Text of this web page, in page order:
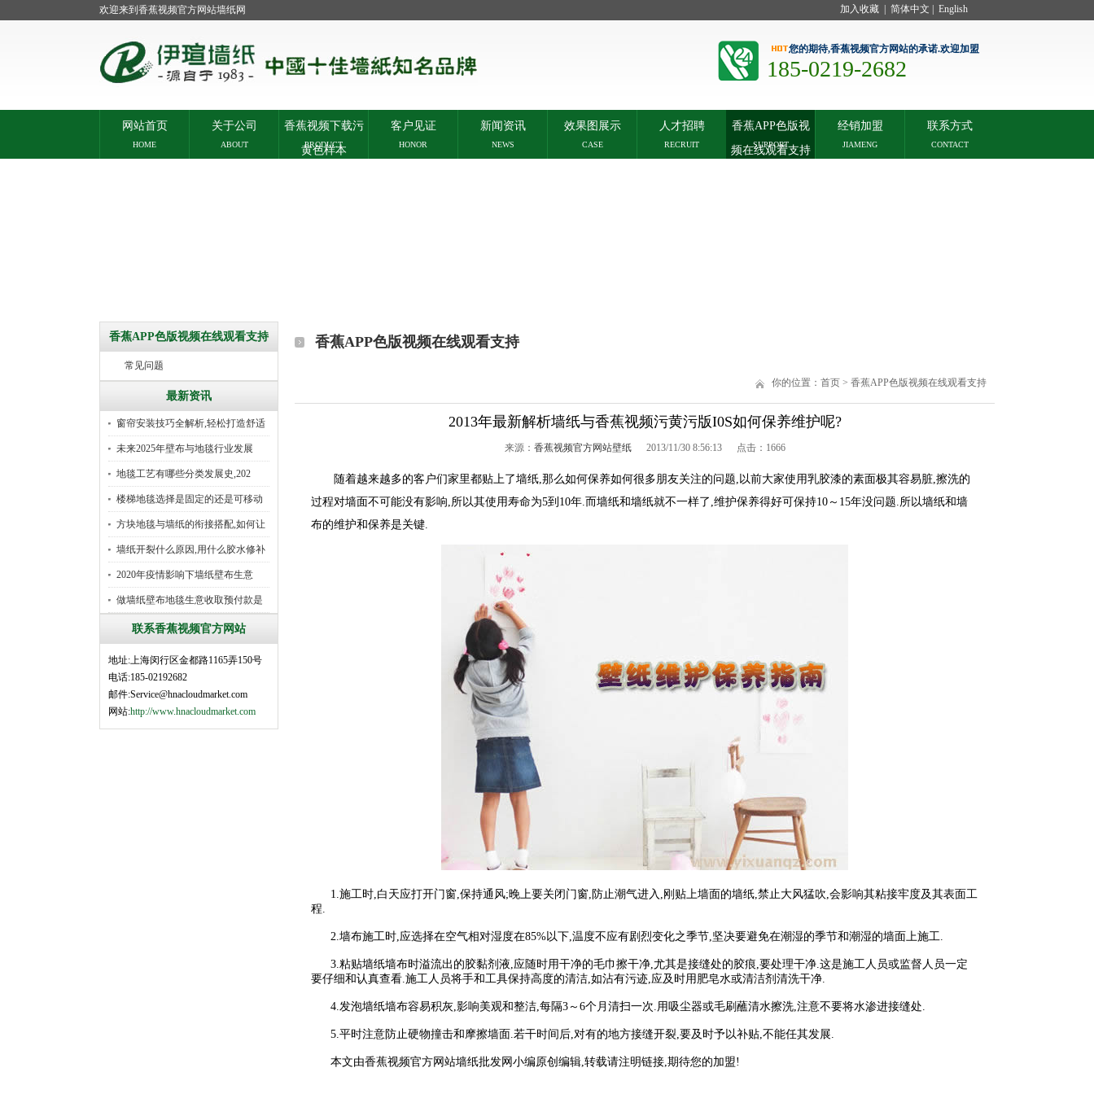
欢迎来到香蕉视频官方网站墙纸网 加入收藏 简体中文 English
您的期待,香蕉视频官方网站的承诺.欢迎加盟
185-0219-2682
网站首页
HOME
关于公司
ABOUT
香蕉视频下载污
黄色样本
PRODUCT
客户见证
HONOR
新闻资讯
NEWS
效果图展示
CASE
人才招聘
RECRUIT
香蕉APP色版视
频在线观看支持
SUPPORT
经销加盟
JIAMENG
联系方式
CONTACT
香蕉APP色版视频在线观看支持
常见问题
最新资讯
窗帘安装技巧全解析,轻松打造舒适
未来2025年壁布与地毯行业发展
地毯工艺有哪些分类发展史,202
楼梯地毯选择是固定的还是可移动
好
方块地毯与墙纸的衔接搭配,如何让
墙纸开裂什么原因,用什么胶水修补
2020年疫情影响下墙纸壁布生意
做墙纸壁布地毯生意收取预付款是
联系香蕉视频官方网站
地址:上海闵行区金都路1165弄150号
电话:185-02192682
邮件:Service@hnacloudmarket.com
网站:http://www.hnacloudmarket.com
香蕉APP色版视频在线观看支持
你的位置： 首页 > 香蕉APP色版视频在线观看支持
2013年最新解析墙纸与香蕉视频污黄污版I0S如何保养维护呢?
来源： 香蕉视频官方网站壁纸2013/11/30 8:56:13 点击： 1666
随着越来越多的客户们家里都贴上了墙纸,那么如何保养如何很多朋友关注的问题,以前大家使用乳胶漆的素面极其容易脏,擦洗的
过程对墙面不可能没有影响,所以其使用寿命为5到10年.而墙纸和墙纸就不一样了,维护保养得好可保持10～15年没问题.所以墙纸和墙
布的维护和保养是关键.
1.施工时,白天应打开门窗,保持通风;晚上要关闭门窗,防止潮气进入,刚贴上墙面的墙纸,禁止大风猛吹,会影响其粘接牢度及其表面工
程.
2.墙布施工时,应选择在空气相对湿度在85%以下,温度不应有剧烈变化之季节,坚决要避免在潮湿的季节和潮湿的墙面上施工.
3.粘贴墙纸墙布时溢流出的胶黏剂液,应随时用干净的毛巾擦干净,尤其是接缝处的胶痕,要处理干净.这是施工人员或监督人员一定
要仔细和认真查看.施工人员将手和工具保持高度的清洁,如沾有污迹,应及时用肥皂水或清洁剂清洗干净.
4.发泡墙纸墙布容易积灰,影响美观和整洁,每隔3～6个月清扫一次.用吸尘器或毛刷蘸清水擦洗,注意不要将水渗进接缝处.
5.平时注意防止硬物撞击和摩擦墙面.若干时间后,对有的地方接缝开裂,要及时予以补贴,不能任其发展.
本文由香蕉视频官方网站墙纸批发网小编原创编辑,转载请注明链接,期待您的加盟!